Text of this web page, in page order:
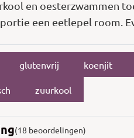
en oesterzwammen
portie een eetlepel room.
glutenvrij koenjit
zuurkool
(18 beoordelingen)